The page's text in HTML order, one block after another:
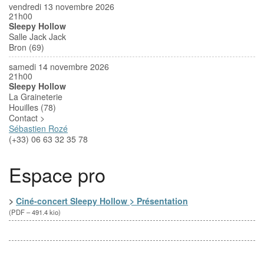
vendredi 13 novembre 2026
21h00
Sleepy Hollow
Salle Jack Jack
Bron (69)
samedi 14 novembre 2026
21h00
Sleepy Hollow
La Graineterie
Houilles (78)
Contact >
Sébastien Rozé
(+33) 06 63 32 35 78
Espace pro
> Ciné-concert Sleepy Hollow > Présentation
(PDF – 491.4 kio)